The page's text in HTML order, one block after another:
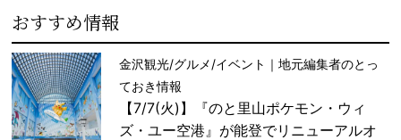
おすすめ情報
金沢観光/グルメ/イベント｜地元編集者のとっ
ておき情報
【7/7(火)】『のと里山ポケモン・ウィ
ズ・ユー空港』が能登でリニューアルオ